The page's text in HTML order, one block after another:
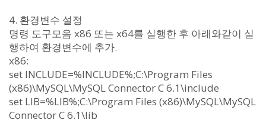
4. 환경변수 설정
명령 도구모음 x86 또는 x64를 실행한 후 아래와같이 실
행하여 환경변수에 추가.
x86:
set INCLUDE=%INCLUDE%;C:\Program Files
(x86)\MySQL\MySQL Connector C 6.1\include
set LIB=%LIB%;C:\Program Files (x86)\MySQL\MySQL
Connector C 6.1\lib